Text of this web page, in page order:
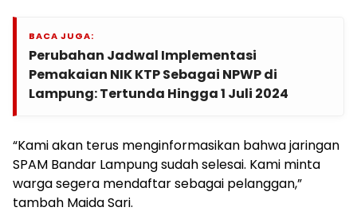
BACA JUGA:
Perubahan Jadwal Implementasi
Pemakaian NIK KTP Sebagai NPWP di
Lampung: Tertunda Hingga 1 Juli 2024
“Kami akan terus menginformasikan bahwa jaringan
SPAM Bandar Lampung sudah selesai. Kami minta
warga segera mendaftar sebagai pelanggan,”
tambah Maida Sari.